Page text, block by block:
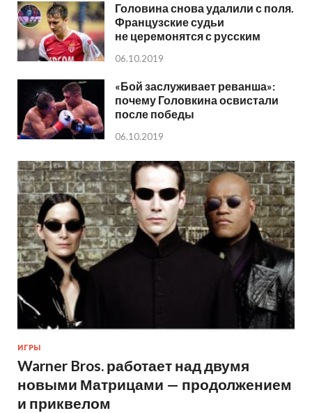
Головина снова удалили с поля.
Французские судьи
не церемонятся с русским
06.10.2019
«Бой заслуживает реванша»:
почему Головкина освистали
после победы
06.10.2019
ИГРЫ
Warner Bros. работает над двумя
новыми Матрицами — продолжением
и приквелом